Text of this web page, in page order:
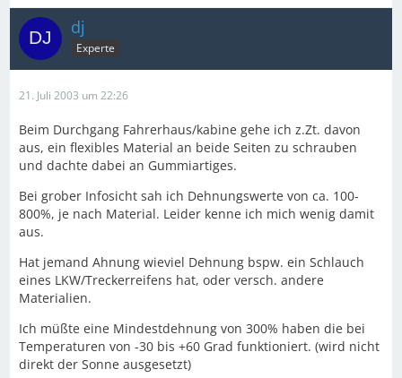
dj
Experte
21. Juli 2003 um 22:26
Beim Durchgang Fahrerhaus/kabine gehe ich z.Zt. davon
aus, ein flexibles Material an beide Seiten zu schrauben
und dachte dabei an Gummiartiges.
Bei grober Infosicht sah ich Dehnungswerte von ca. 100-
800%, je nach Material. Leider kenne ich mich wenig damit
aus.
Hat jemand Ahnung wieviel Dehnung bspw. ein Schlauch
eines LKW/Treckerreifens hat, oder versch. andere
Materialien.
Ich müßte eine Mindestdehnung von 300% haben die bei
Temperaturen von -30 bis +60 Grad funktioniert. (wird nicht
direkt der Sonne ausgesetzt)